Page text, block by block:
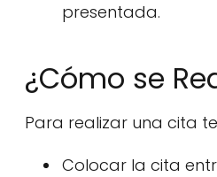
presentada.
¿Cómo se
Para realizar una cita
Colocar la cita